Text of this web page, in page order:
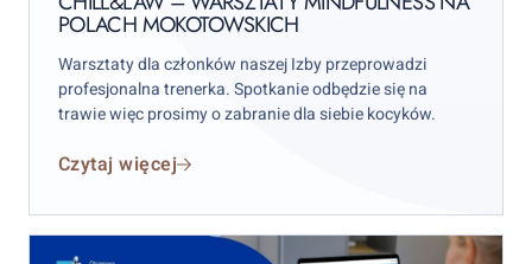
Mokotowskich
POLACH MOKOTOWSKICH
Warsztaty dla członków naszej Izby przeprowadzi
profesjonalna trenerka. Spotkanie odbędzie się na
trawie więc prosimy o zabranie dla siebie kocyków.
Czytaj więcej